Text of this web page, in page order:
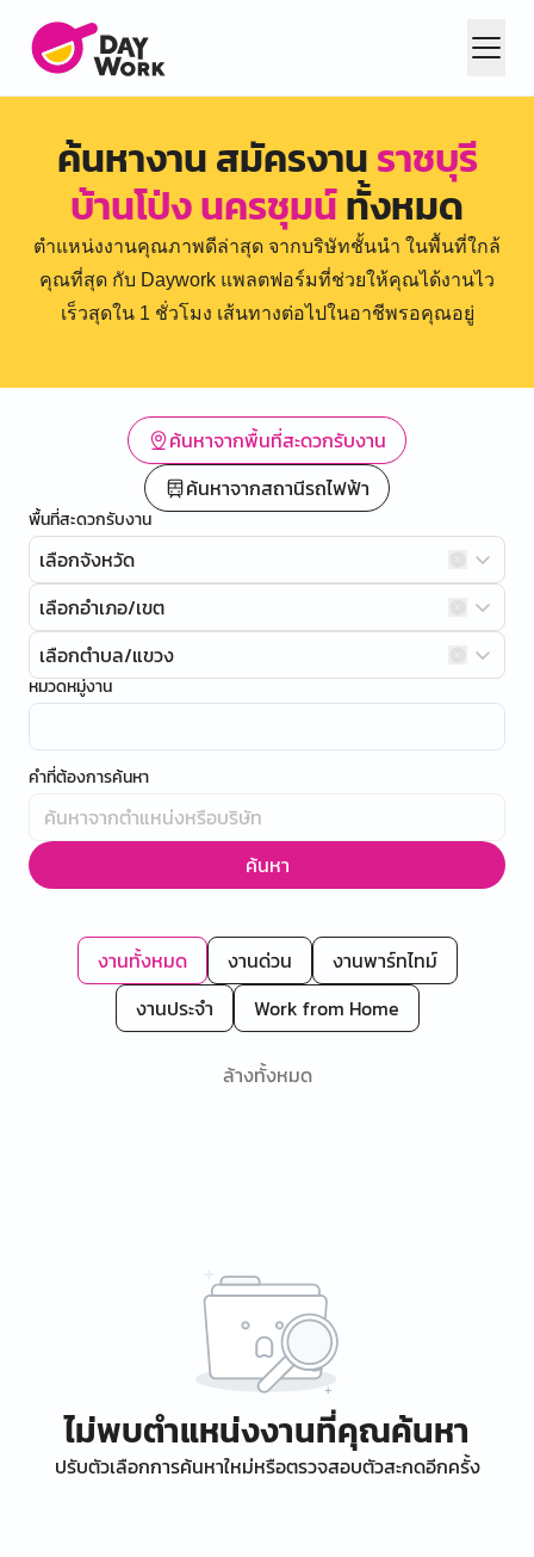
ค้นหางาน สมัครงานราชบุรี
บ้านโป่ง นครชุมน์ทั้งหมด
ตำแหน่งงานคุณภาพดีล่าสุด จากบริษัทชั้นนำ ในพื้นที่ใกล้
คุณที่สุด กับ Daywork แพลตฟอร์มที่ช่วยให้คุณได้งานไว
เร็วสุดใน 1 ชั่วโมง เส้นทางต่อไปในอาชีพรอคุณอยู่
ค้นหาจากพื้นที่สะดวกรับงาน
ค้นหาจากสถานีรถไฟฟ้า
พื้นที่สะดวกรับงาน
เลือกจังหวัด
เลือกอำเภอ/เขต
เลือกตำบล/แขวง
หมวดหมู่งาน
คำที่ต้องการค้นหา
ค้นหา
งานทั้งหมด งานด่วน
งานพาร์ทไทม์
งานประจำ
Work from Home
ล้างทั้งหมด
ไม่พบตำแหน่งงานที่คุณค้นหา
ปรับตัวเลือกการค้นหาใหม่หรือตรวจสอบตัวสะกดอีกครั้ง